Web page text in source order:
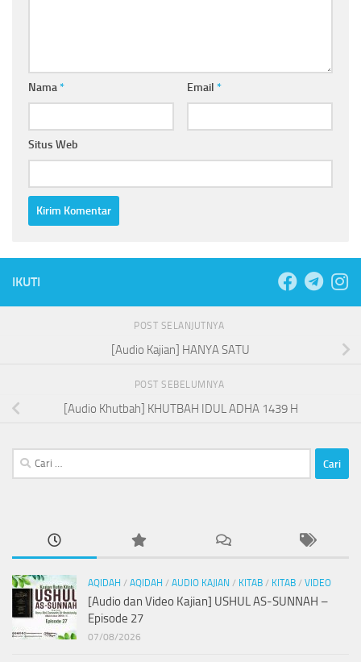
Nama* Email *
Situs Web
IKUTI
POST SELANJUTNYA
[Audio Kajian] HANYA SATU
POST SEBELUMNYA
[Audio Khutbah] KHUTBAH IDUL ADHA 1439 H
Cari
untuk:
AQIDAH / AQIDAH / AUDIO KAJIAN / KITAB / KITAB / VIDEO
[Audio dan Video Kajian] USHUL AS-SUNNAH –
Episode 27
07/08/2026